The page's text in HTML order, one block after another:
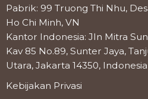
Pabrik: 99 Truong Thi Nhu,
Ho Chi Minh, VN
Kantor Indonesia: Jln Mitra
Kav 85 No.89, Sunter Jaya,
Utara, Jakarta 14350, Indonesia
Kebijakan Privasi